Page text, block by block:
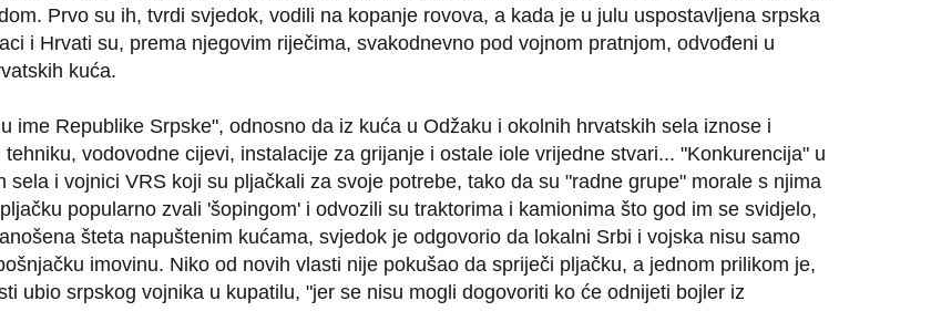
Prvo su ih, tvrdi svjedok, vodili na kopanje rovova, a kada je u julu uspostavljena srpska
i Hrvati su, prema njegovim riječima, svakodnevno pod vojnom pratnjom, odvođeni u
kuća.
ime Republike Srpske", odnosno da iz kuća u Odžaku i okolnih hrvatskih sela iznose i
vodovodne cijevi, instalacije za grijanje i ostale iole vrijedne stvari... "Konkurencija" u
i vojnici VRS koji su pljačkali za svoje potrebe, tako da su "radne grupe" morale s njima
popularno zvali 'šopingom' i odvozili su traktorima i kamionima što god im se svidjelo,
šteta napuštenim kućama, svjedok je odgovorio da lokalni Srbi i vojska nisu samo
imovinu. Niko od novih vlasti nije pokušao da spriječi pljačku, a jednom prilikom je,
ubio srpskog vojnika u kupatilu, "jer se nisu mogli dogovoriti ko će odnijeti bojler iz